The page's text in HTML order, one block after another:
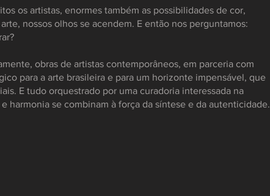
os artistas, enormes também as possibilidades de cor,
nossos olhos se acendem. E então nos perguntamos:
obras de artistas contemporâneos, em parceria com
para a arte brasileira e para um horizonte impensável, que
E tudo orquestrado por uma curadoria interessada na
harmonia se combinam à força da síntese e da autenticidade.